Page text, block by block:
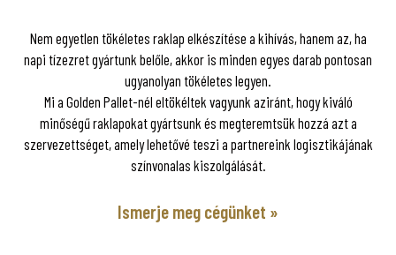
Nem egyetlen tökéletes raklap elkészítése a kihívás, hanem az, ha
napi tízezret gyártunk belőle, akkor is minden egyes darab pontosan
ugyanolyan tökéletes legyen.
Mi a Golden Pallet-nél eltökéltek vagyunk aziránt, hogy kiváló
minőségű raklapokat gyártsunk és megteremtsük hozzá azt a
szervezettséget, amely lehetővé teszi a partnereink logisztikájának
színvonalas kiszolgálását.
Ismerje meg cégünket »